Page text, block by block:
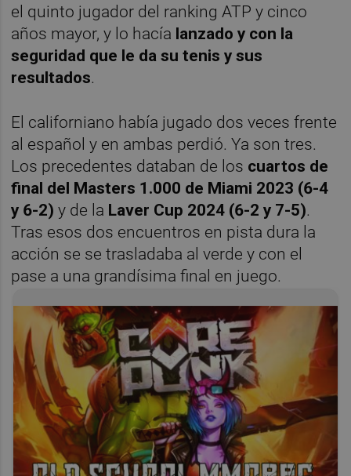
el quinto jugador del ranking ATP y cinco
años mayor, y lo hacía lanzado y con la
seguridad que le da su tenis y sus
resultados.
El californiano había jugado dos veces frente
al español y en ambas perdió. Ya son tres.
Los precedentes databan de los cuartos de
final del Masters 1.000 de Miami 2023 (6-4
y 6-2)y de la Laver Cup 2024 (6-2 y 7-5).
Tras esos dos encuentros en pista dura la
acción se se trasladaba al verde y con el
pase a una grandísima final en juego.